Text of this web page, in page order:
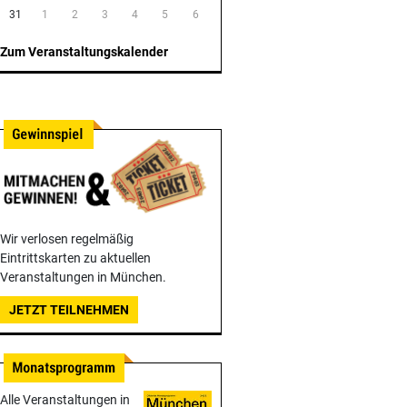
31 1 2 3 4 5 6
Zum Veranstaltungskalender
Wir verlosen regelmäßig
Eintrittskarten zu aktuellen
Veranstaltungen in München.
JETZT TEILNEHMEN
Alle Veranstaltungen in